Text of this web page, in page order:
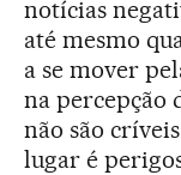
notícias
até mesmo
a se mover
na percepção
não são
lugar é